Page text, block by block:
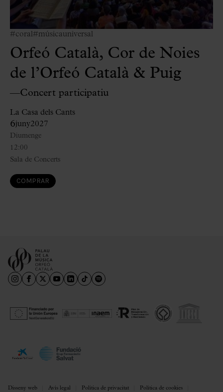
#coral#músicauniversal
Orfeó Català, Cor de Noies
de l’Orfeó Català & Puig
—Concert participatiu
La Casa dels Cants
6juny2027
12:00
Diumenge
Sala de Concerts
COMPRAR
Disseny web Avís legal Política de privacitat Política de cookies